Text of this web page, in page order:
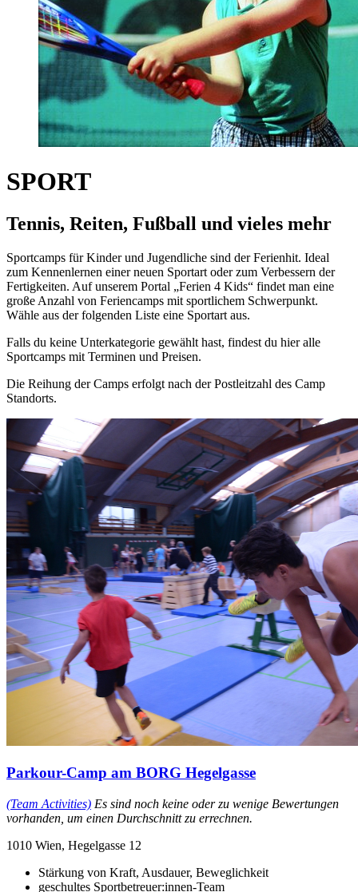
SPORT
Tennis, Reiten, Fußball und vieles mehr
Sportcamps für Kinder und Jugendliche sind der Ferienhit. Ideal
zum Kennenlernen einer neuen Sportart oder zum Verbessern der
Fertigkeiten. Auf unserem Portal „Ferien 4 Kids“ findet man eine
große Anzahl von Feriencamps mit sportlichem Schwerpunkt.
Wähle aus der folgenden Liste eine Sportart aus.
Falls du keine Unterkategorie gewählt hast, findest du hier alle
Sportcamps mit Terminen und Preisen.
Die Reihung der Camps erfolgt nach der Postleitzahl des Camp
Standorts.
Parkour-Camp am BORG Hegelgasse
(Team Activities) Es sind noch keine oder zu wenige Bewertungen
vorhanden, um einen Durchschnitt zu errechnen.
1010 Wien, Hegelgasse 12
Stärkung von Kraft, Ausdauer, Beweglichkeit
geschultes Sportbetreuer:innen-Team